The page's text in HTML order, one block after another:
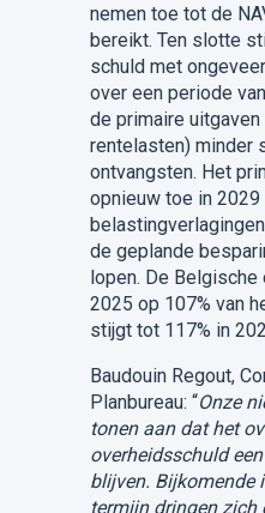
nemen toe tot de
bereikt. Ten slotte
schuld met
over een periode
de primaire
rentelasten) minder
ontvangsten. Het
opnieuw toe in
de geplande
lopen. De
2025 op 107% van
stijgt tot 117% in
Baudouin Regout,
Planbureau: “Onze
tonen aan dat het
overheidsschuld
blijven. Bijkomende
termijn dringen zich